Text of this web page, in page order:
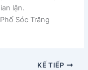
lận.
Sóc Trăng
KẾ TIẾP